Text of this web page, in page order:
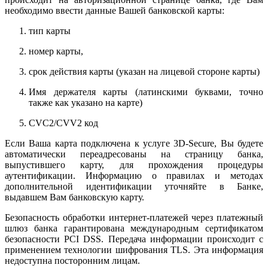
необходимо ввести данные Вашей банковской карты:
тип карты
номер карты,
срок действия карты (указан на лицевой стороне карты)
Имя держателя карты (латинскими буквами, точно
также как указано на карте)
CVC2/CVV2 код
Если Ваша карта подключена к услуге 3D-Secure, Вы будете
автоматически переадресованы на страницу банка,
выпустившего карту, для прохождения процедуры
аутентификации. Информацию о правилах и методах
дополнительной идентификации уточняйте в Банке,
выдавшем Вам банковскую карту.
Безопасность обработки интернет-платежей через платежный
шлюз банка гарантирована международным сертификатом
безопасности PCI DSS. Передача информации происходит с
применением технологии шифрования TLS. Эта информация
недоступна посторонним лицам.